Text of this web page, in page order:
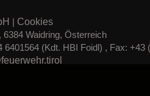
| Cookies
Waidring, Österreich
6401564 (Kdt. HBI Foidl) , Fax: +43